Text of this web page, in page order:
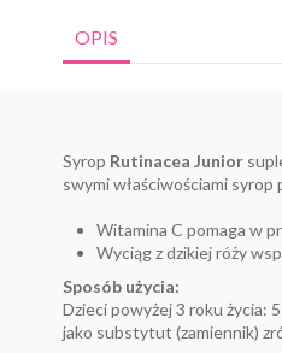
OPIS
Syrop Rutinacea Junior
swymi właściwościami
Witamina C pomaga w
Wyciąg z dzikiej róży
Sposób użycia:
Dzieci powyżej 3 roku życia:
jako substytut (zamiennik)